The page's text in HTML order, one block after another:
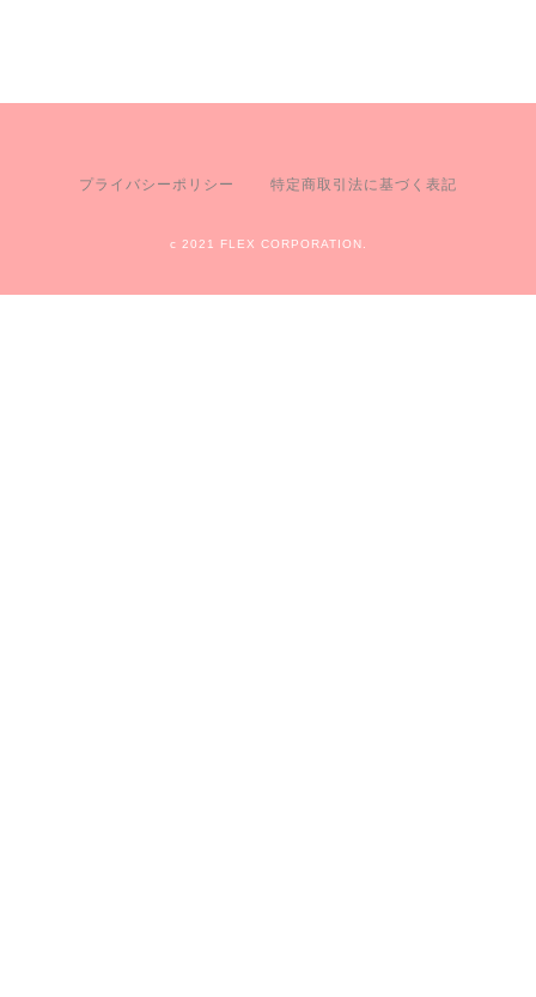
プライバシーポリシー 特定商取引法に基づく表記
c 2021 FLEX CORPORATION.